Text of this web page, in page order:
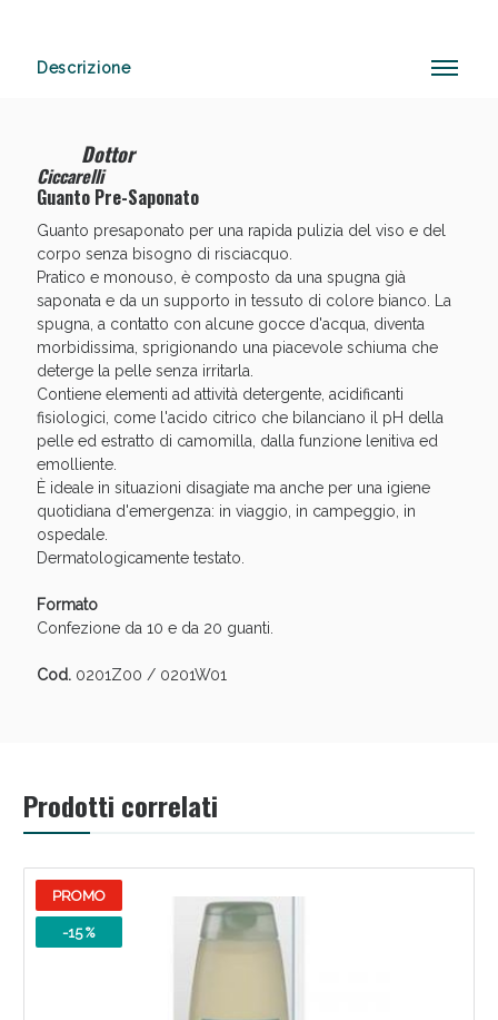
Descrizione
Dottor
Ciccarelli
Guanto Pre-Saponato
Guanto presaponato per una rapida pulizia del viso e del
corpo senza bisogno di risciacquo.
Pratico e monouso, è composto da una spugna già
saponata e da un supporto in tessuto di colore bianco. La
spugna, a contatto con alcune gocce d'acqua, diventa
morbidissima, sprigionando una piacevole schiuma che
deterge la pelle senza irritarla.
Contiene elementi ad attività detergente, acidificanti
fisiologici, come l'acido citrico che bilanciano il pH della
pelle ed estratto di camomilla, dalla funzione lenitiva ed
emolliente.
È ideale in situazioni disagiate ma anche per una igiene
quotidiana d'emergenza: in viaggio, in campeggio, in
ospedale.
Dermatologicamente testato.
Formato
Confezione da 10 e da 20 guanti.
Cod.0201Z00 / 0201W01
Prodotti correlati
PROMO
-15 %
Sconto fino al 55% disponibile oggi!
Vie Urinarie e Prostata: Sconti fino al 45% oggi!